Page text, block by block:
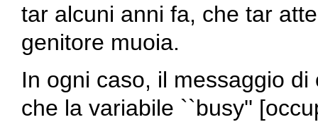
tar alcuni anni fa, che tar
genitore muoia.
In ogni caso, il messaggio
che la variabile ``busy''